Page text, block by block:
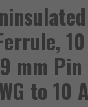
mm
to 10